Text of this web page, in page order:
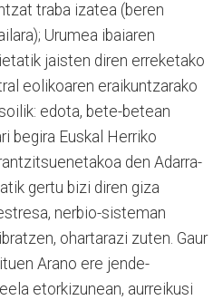
traba izatea (beren
Urumea ibaiaren
jaisten diren erreketako
eolikoaren eraikuntzarako
edota, bete-betean
begira Euskal Herriko
den Adarra-
gertu bizi diren giza
nerbio-sisteman
ohartarazi zuten. Gaur
Arano ere jende-
etorkizunean, aurreikusi